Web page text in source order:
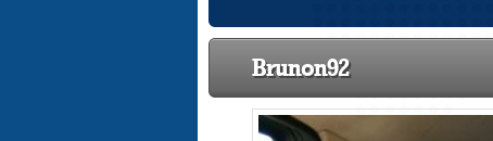
Brunon92